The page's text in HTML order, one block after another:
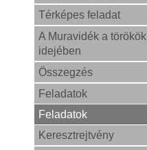
Térképes feladat
A Muravidék a törökök
idejében
Összegzés
Feladatok
Feladatok
Keresztrejtvény